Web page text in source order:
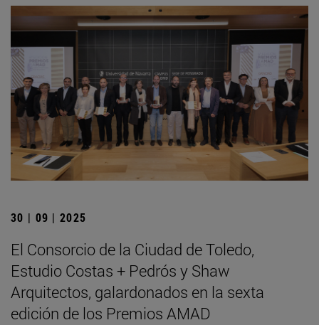
30 | 09 | 2025
El Consorcio de la Ciudad de Toledo,
Estudio Costas + Pedrós y Shaw
Arquitectos, galardonados en la sexta
edición de los Premios AMAD